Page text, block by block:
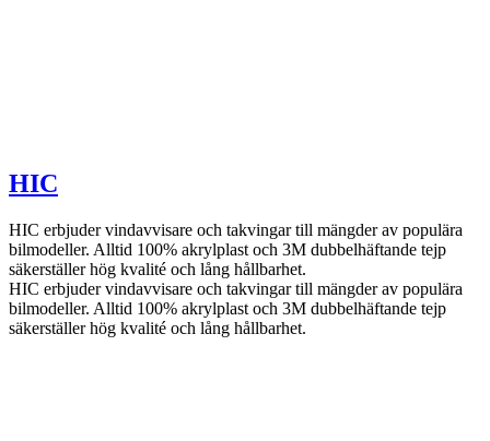
HIC
HIC erbjuder vindavvisare och takvingar till mängder av populära
bilmodeller. Alltid 100% akrylplast och 3M dubbelhäftande tejp
säkerställer hög kvalité och lång hållbarhet.
HIC erbjuder vindavvisare och takvingar till mängder av populära
bilmodeller. Alltid 100% akrylplast och 3M dubbelhäftande tejp
säkerställer hög kvalité och lång hållbarhet.